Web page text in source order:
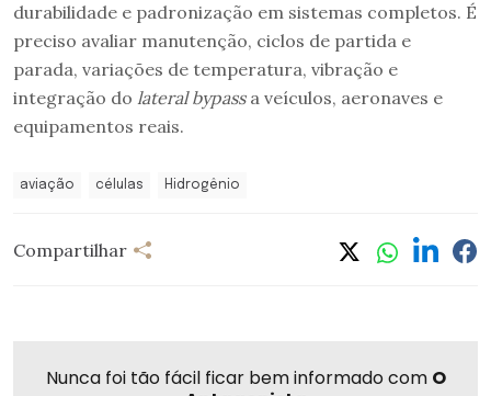
durabilidade e padronização em sistemas completos. É
preciso avaliar manutenção, ciclos de partida e
parada, variações de temperatura, vibração e
integração do lateral bypassa veículos, aeronaves e
equipamentos reais.
aviação células Hidrogênio
Compartilhar
Nunca foi tão fácil ficar bem informado com O